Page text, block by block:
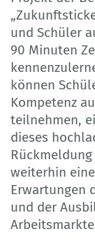
und Schüler
90 Minuten
können
Kompetenz
teilnehmen,
dieses
weiterhin
Erwartungen
und der